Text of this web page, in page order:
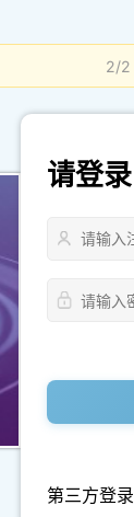
2/2
请登录
第三方登录